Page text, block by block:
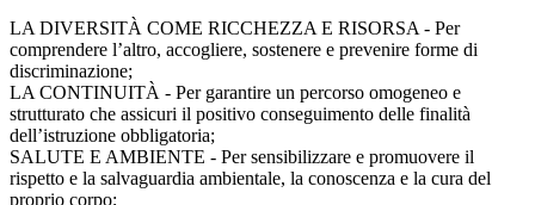
LA DIVERSITÀ COME RICCHEZZA E RISORSA - Per
comprendere l’altro, accogliere, sostenere e prevenire forme di
discriminazione;
LA CONTINUITÀ - Per garantire un percorso omogeneo e
strutturato che assicuri il positivo conseguimento delle finalità
dell’istruzione obbligatoria;
SALUTE E AMBIENTE - Per sensibilizzare e promuovere il
rispetto e la salvaguardia ambientale, la conoscenza e la cura del
proprio corpo;